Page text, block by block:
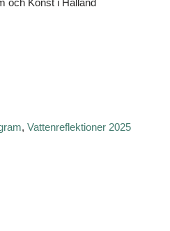
och Konst i Halland
, Vattenreflektioner 2025